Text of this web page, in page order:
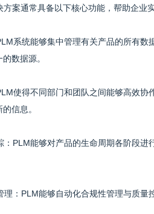
方案通常具备以下核心功能，帮助企业
系统能够集中管理有关产品的所有
数据源。
使得不同部门和团队之间能够高效
信息。
：PLM能够对产品的生命周期各阶段
理：PLM能够自动化合规性管理与质